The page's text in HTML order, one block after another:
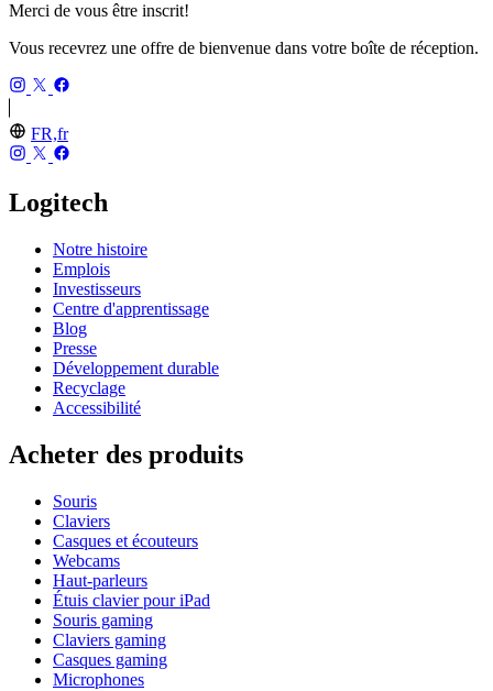
Merci de vous être inscrit!
Vous recevrez une offre de bienvenue dans votre boîte de réception.
FR,fr
Logitech
Notre histoire
Emplois
Investisseurs
Centre d'apprentissage
Blog
Presse
Développement durable
Recyclage
Accessibilité
Acheter des produits
Souris
Claviers
Casques et écouteurs
Webcams
Haut-parleurs
Étuis clavier pour iPad
Souris gaming
Claviers gaming
Casques gaming
Microphones